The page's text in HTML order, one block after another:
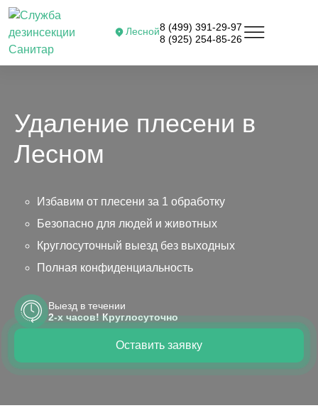
Лесной8 (499) 391-29-97
8 (925) 254-85-26
Удаление плесени в
Лесном
Избавим от плесени за 1 обработку
Безопасно для людей и животных
Круглосуточный выезд без выходных
Полная конфиденциальность
Оставить заявку
Выезд в течении
2-х часов! Круглосуточно